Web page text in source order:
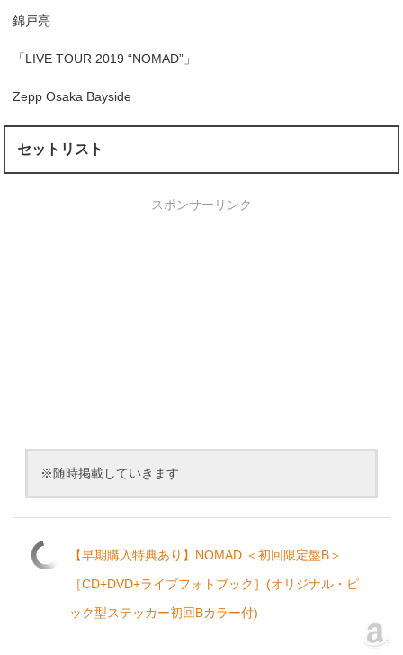
錦戸亮
「LIVE TOUR 2019 “NOMAD”」
Zepp Osaka Bayside
セットリスト
スポンサーリンク
※随時掲載していきます
【早期購入特典あり】NOMAD ＜初回限定盤B＞
［CD+DVD+ライブフォトブック］(オリジナル・ピ
ック型ステッカー初回Bカラー付)